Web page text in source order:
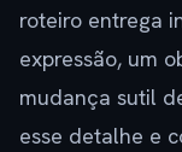
roteiro entrega
expressão, um
mudança sutil
esse detalhe e